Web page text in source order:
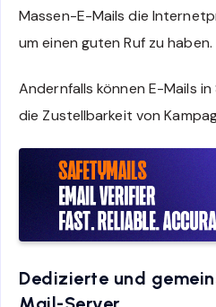
Massen-E-Mails die
um einen guten Ruf zu haben.
Andernfalls können E-Mails
die Zustellbarkeit von
Dedizierte und